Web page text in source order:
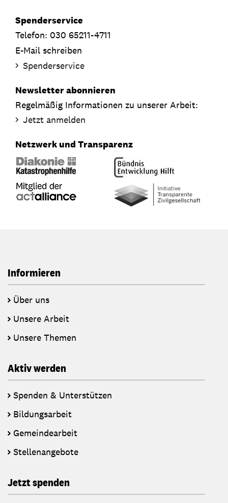
Spenderservice
Telefon: 030 65211-4711
E-Mail schreiben
Spenderservice
Newsletter abonnieren
Regelmäßig Informationen zu unserer Arbeit:
Jetzt anmelden
Netzwerk und Transparenz
Informieren
Über uns
Unsere Arbeit
Unsere Themen
Aktiv werden
Spenden & Unterstützen
Bildungsarbeit
Gemeindearbeit
Stellenangebote
Jetzt spenden